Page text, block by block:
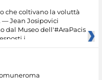
che coltivano la voluttà
— Jean Josipovici
dal Museo dell'#AraPacis
i